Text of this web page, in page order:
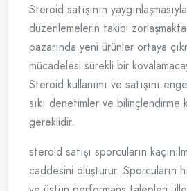
Steroid satışının
düzenlemelerin takibi
pazarında yeni ürünler ortaya
mücadelesi sürekli bir
Steroid kullanımı ve satışını
sıkı denetimler ve bilinçlendirme
gereklidir.
steroid satışı sporcuların
caddesini oluşturur. Sporcuların